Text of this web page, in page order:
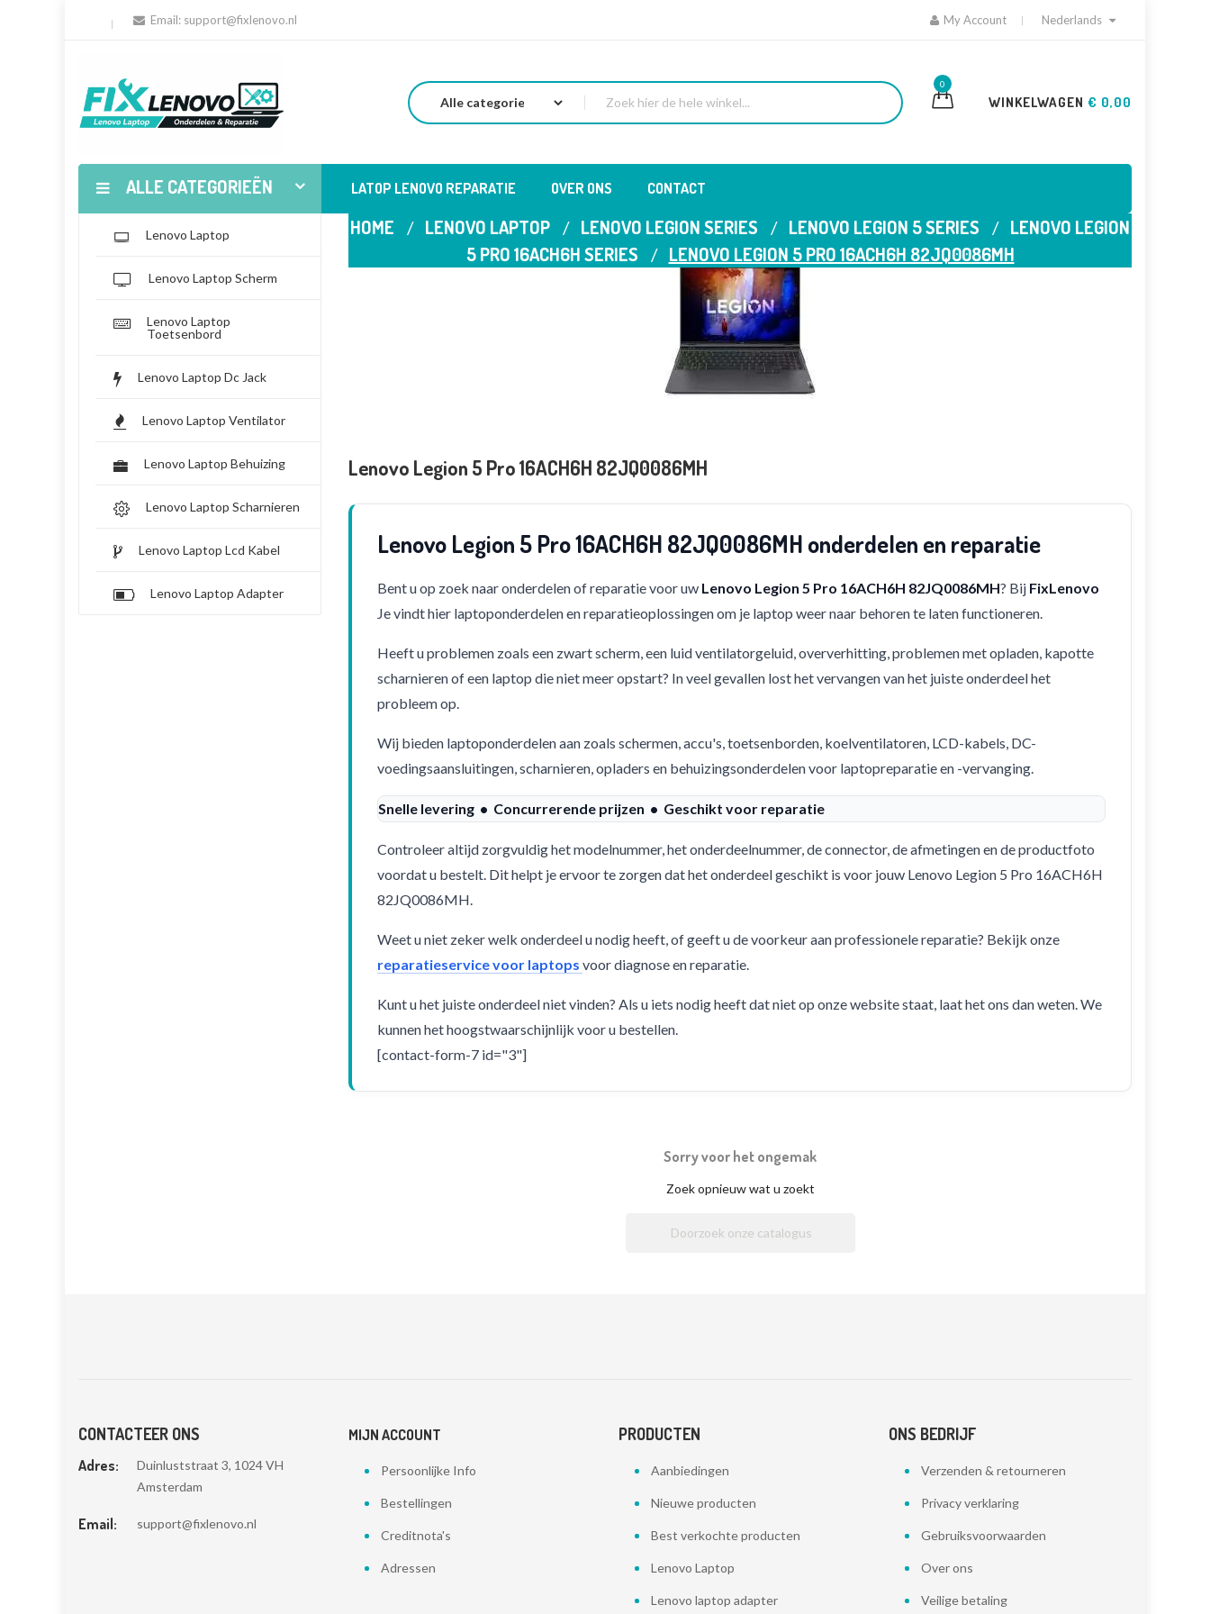
Email: support@fixlenovo.nl My Account Nederlands
0
WINKELWAGEN € 0,00
ALLE CATEGORIEËN LATOP LENOVO REPARATIE OVER ONS CONTACT
Lenovo Laptop
Lenovo Laptop Scherm
Lenovo Laptop
Toetsenbord
Lenovo Laptop Dc Jack
Lenovo Laptop Ventilator
Lenovo Laptop Behuizing
Lenovo Laptop Scharnieren
Lenovo Laptop Lcd Kabel
Lenovo Laptop Adapter
HOME LENOVO LAPTOP LENOVO LEGION SERIES LENOVO LEGION 5 SERIES
LENOVO LEGION
5 PRO 16ACH6H SERIES
LENOVO LEGION 5 PRO 16ACH6H 82JQ0086MH
Lenovo Legion 5 Pro 16ACH6H 82JQ0086MH
Lenovo Legion 5 Pro 16ACH6H 82JQ0086MH onderdelen en reparatie
Bent u op zoek naar onderdelen of reparatie voor uw Lenovo Legion 5 Pro 16ACH6H 82JQ0086MH? Bij FixLenovo
Je vindt hier laptoponderdelen en reparatieoplossingen om je laptop weer naar behoren te laten functioneren.
Heeft u problemen zoals een zwart scherm, een luid ventilatorgeluid, oververhitting, problemen met opladen, kapotte
scharnieren of een laptop die niet meer opstart? In veel gevallen lost het vervangen van het juiste onderdeel het
probleem op.
Wij bieden laptoponderdelen aan zoals schermen, accu's, toetsenborden, koelventilatoren, LCD-kabels, DC-
voedingsaansluitingen, scharnieren, opladers en behuizingsonderdelen voor laptopreparatie en -vervanging.
Snelle levering • Concurrerende prijzen • Geschikt voor reparatie
Controleer altijd zorgvuldig het modelnummer, het onderdeelnummer, de connector, de afmetingen en de productfoto
voordat u bestelt. Dit helpt je ervoor te zorgen dat het onderdeel geschikt is voor jouw Lenovo Legion 5 Pro 16ACH6H
82JQ0086MH.
Weet u niet zeker welk onderdeel u nodig heeft, of geeft u de voorkeur aan professionele reparatie? Bekijk onze
reparatieservice voor laptops voor diagnose en reparatie.
Kunt u het juiste onderdeel niet vinden? Als u iets nodig heeft dat niet op onze website staat, laat het ons dan weten. We
kunnen het hoogstwaarschijnlijk voor u bestellen.
[contact-form-7 id="3"]
Sorry voor het ongemak
Zoek opnieuw wat u zoekt
CONTACTEER ONS
Adres:
Duinluststraat 3, 1024 VH
Amsterdam
Email: support@fixlenovo.nl
MIJN ACCOUNT
Persoonlijke Info
Bestellingen
Creditnota's
Adressen
PRODUCTEN
Aanbiedingen
Nieuwe producten
Best verkochte producten
Lenovo Laptop
Lenovo laptop adapter
ONS BEDRIJF
Verzenden & retourneren
Privacy verklaring
Gebruiksvoorwaarden
Over ons
Veilige betaling